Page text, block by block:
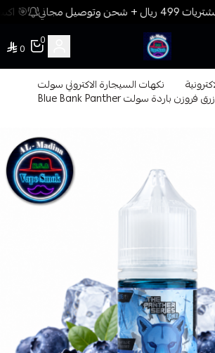
🎯
فيب المدينة
0
0
نكهات السيجارة الاكتروني سولت
نكهة بلو بنك بانثر توت ازرق فروزن باردة سولت Blue Bank Panther